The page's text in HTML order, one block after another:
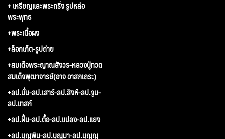
+ เหรียญและพระกริ่ง รูปหล่อ
พระพุทธ
+พระเนื้อผง
+ล็อกเก็ต-รูปถ่าย
+สมเด็จพระญาณสังวร-หลวงปู่ทวด
สมเด็จพุฒาจารย์(อาจ อาสภเถระ)
+ลป.มั่น-ลป.เสาร์-ลป.สิงห์-ลป.จูม-
ลป.เทสก์
+ลป.ฝั้น-ลป.ตื้อ-ลป.แปลง-ลป.แยง
+ลป.บุญพิน-ลป.บุญมา-ลป.บุญญ